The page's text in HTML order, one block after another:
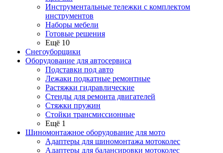
Инструментальные тележки с комплектом
инструментов
Наборы мебели
Готовые решения
Ещё 10
Снегоуборщики
Оборудование для автосервиса
Подставки под авто
Лежаки подкатные ремонтные
Растяжки гидравлические
Стенды для ремонта двигателей
Стяжки пружин
Стойки трансмиссионные
Ещё 1
Шиномонтажное оборудование для мото
Адаптеры для шиномонтажа мотоколес
Адаптеры для балансировки мотоколес